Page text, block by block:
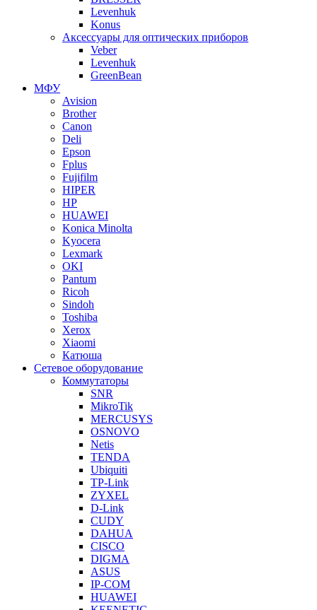
Levenhuk
Konus
Аксессуары для оптических приборов
Veber
Levenhuk
GreenBean
МФУ
Avision
Brother
Canon
Deli
Epson
Fplus
Fujifilm
HIPER
HP
HUAWEI
Konica Minolta
Kyocera
Lexmark
OKI
Pantum
Ricoh
Sindoh
Toshiba
Xerox
Xiaomi
Катюша
Сетевое оборудование
Коммутаторы
SNR
MikroTik
MERCUSYS
OSNOVO
Netis
TENDA
Ubiquiti
TP-Link
ZYXEL
D-Link
CUDY
DAHUA
CISCO
DIGMA
ASUS
IP-COM
HUAWEI